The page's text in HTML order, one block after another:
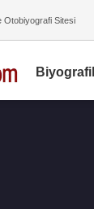
Otobiyografi Sitesi